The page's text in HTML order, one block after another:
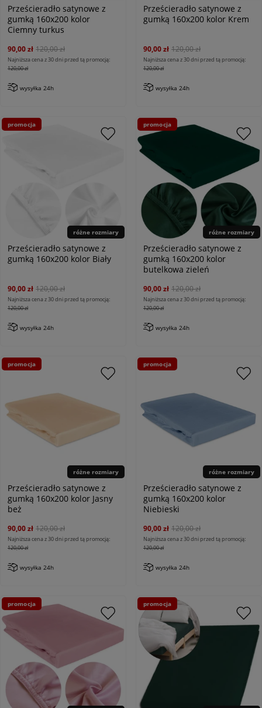
Prześcieradło satynowe z
gumką 160x200 kolor
Ciemny turkus
90,00 zł 120,00 zł
Najniższa cena z 30 dni przed tą promocją:
120,00 zł
wysyłka 24h
Prześcieradło satynowe z
gumką 160x200 kolor Krem
90,00 zł 120,00 zł
Najniższa cena z 30 dni przed tą promocją:
120,00 zł
wysyłka 24h
różne rozmiary
Prześcieradło satynowe z
gumką 160x200 kolor Biały
90,00 zł 120,00 zł
Najniższa cena z 30 dni przed tą promocją:
120,00 zł
wysyłka 24h
promocja
różne rozmiary
Prześcieradło satynowe z
gumką 160x200 kolor
butelkowa zieleń
90,00 zł 120,00 zł
Najniższa cena z 30 dni przed tą promocją:
120,00 zł
wysyłka 24h
promocja
różne rozmiary
Prześcieradło satynowe z
gumką 160x200 kolor Jasny
beż
90,00 zł 120,00 zł
Najniższa cena z 30 dni przed tą promocją:
120,00 zł
wysyłka 24h
promocja
różne rozmiary
Prześcieradło satynowe z
gumką 160x200 kolor
Niebieski
90,00 zł 120,00 zł
Najniższa cena z 30 dni przed tą promocją:
120,00 zł
wysyłka 24h
promocja
promocja promocja